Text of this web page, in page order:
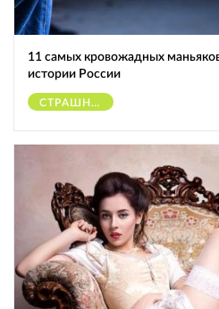
11 самых кровожадных
истории России
СТРАШНОЕ